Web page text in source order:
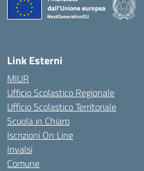
Link Esterni
MIUR
Ufficio Scolastico Regionale
Ufficio Scolastico Territoriale
Scuola in Chiaro
Iscrizioni On Line
Invalsi
Comune